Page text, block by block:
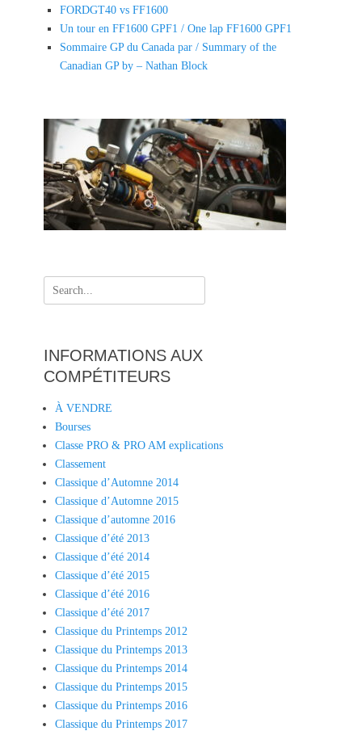
FORDGT40 vs FF1600
Un tour en FF1600 GPF1 / One lap FF1600 GPF1
Sommaire GP du Canada par / Summary of the
Canadian GP by – Nathan Block
Search
for:
INFORMATIONS AUX
COMPÉTITEURS
À VENDRE
Bourses
Classe PRO & PRO AM explications
Classement
Classique d’Automne 2014
Classique d’Automne 2015
Classique d’automne 2016
Classique d’été 2013
Classique d’été 2014
Classique d’été 2015
Classique d’été 2016
Classique d’été 2017
Classique du Printemps 2012
Classique du Printemps 2013
Classique du Printemps 2014
Classique du Printemps 2015
Classique du Printemps 2016
Classique du Printemps 2017